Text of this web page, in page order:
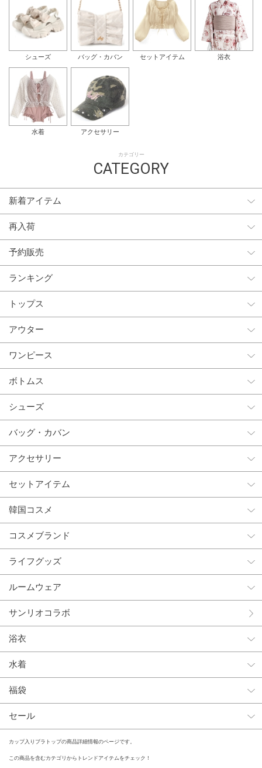
シューズ バッグ・カバン セットアイテム 浴衣
水着 アクセサリー
カテゴリー
CATEGORY
新着アイテム
再入荷
予約販売
ランキング
トップス
アウター
ワンピース
ボトムス
シューズ
バッグ・カバン
アクセサリー
セットアイテム
韓国コスメ
コスメブランド
ライフグッズ
ルームウェア
サンリオコラボ
浴衣
水着
福袋
セール
カップ入りブラトップの商品詳細情報のページです。
この商品を含むカテゴリからトレンドアイテムをチェック！